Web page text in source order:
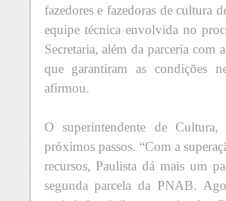
fazedores e fazedoras de cultura
equipe técnica envolvida no
Secretaria, além da parceria com
que garantiram as condições
afirmou.
O superintendente de
próximos passos. “Com a
recursos, Paulista dá mais um
segunda parcela da PNAB.